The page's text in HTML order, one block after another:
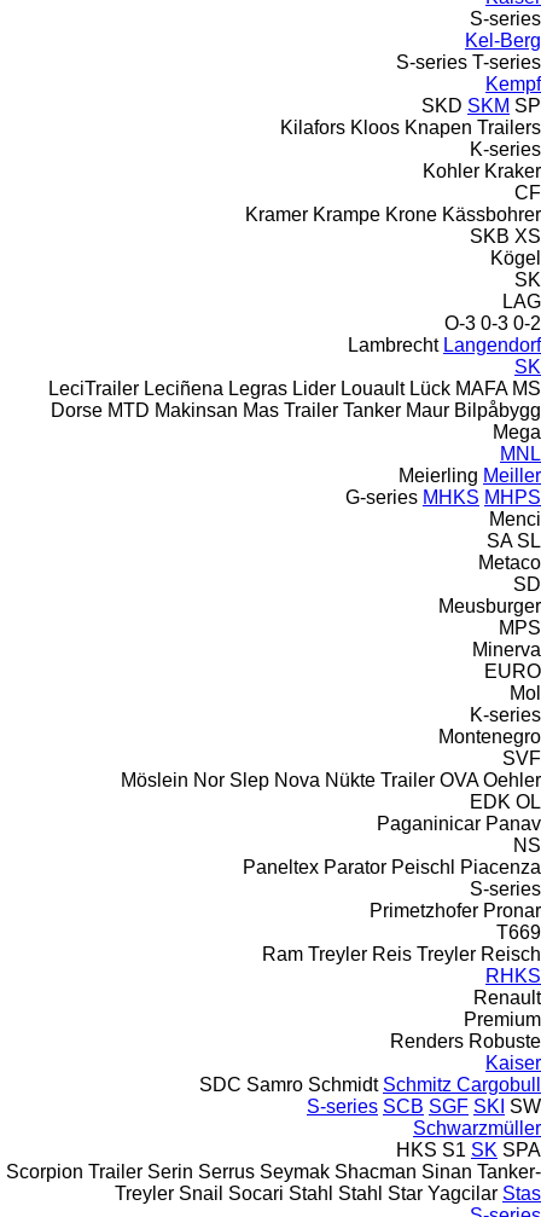
S-series
Kel-Berg
S-series T-series
Kempf
SKD SKM SP
Kilafors Kloos Knapen Trailers
K-series
Kohler Kraker
CF
Kramer Krampe Krone Kässbohrer
SKB XS
Kögel
SK
LAG
0-2
0-3
O-3
Lambrecht Langendorf
SK
LeciTrailer Leciñena Legras Lider Louault Lück MAFA MS
Dorse MTD Makinsan Mas Trailer Tanker Maur Bilpåbygg
Mega
MNL
Meierling Meiller
G-series MHKS MHPS
Menci
SA SL
Metaco
SD
Meusburger
MPS
Minerva
EURO
Mol
K-series
Montenegro
SVF
Möslein Nor Slep Nova Nükte Trailer OVA Oehler
EDK OL
Paganinicar Panav
NS
Paneltex Parator Peischl
Piacenza
S-series
Primetzhofer Pronar
T669
Ram Treyler Reis Treyler Reisch
RHKS
Renault
Premium
Renders Robuste
Kaiser
SDC Samro Schmidt Schmitz Cargobull
S-series SCB SGF SKI SW
Schwarzmüller
HKS S1 SK SPA
Scorpion Trailer Serin Serrus Seymak Shacman Sinan Tanker-
Treyler Snail Socari Stahl Stahl Star Yagcilar Stas